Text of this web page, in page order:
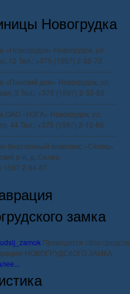
Новогрудка
«Новогрудок» Новогрудок, ул.
12 Тел.: +375 (1597) 2-32-72
«Панский дом» Новогрудок, ул.
3 Тел.: +375 (1597) 2-53-85
ОАО «НЗГА» Новогрудок, ул.
44 Тел.: +375 (1597) 2-12-65
биатлонный комплекс «Селец»
р-н, д. Селец
1597 2-94-67
замка
Проводится сбор средств
НОВОГРУДСКОГО ЗАМКА